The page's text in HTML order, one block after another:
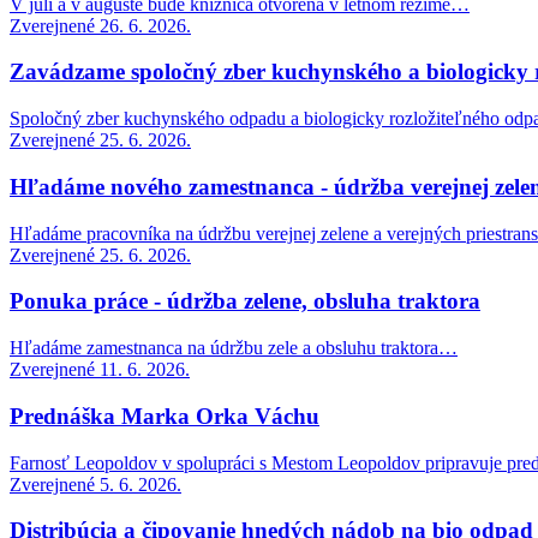
Zverejnené 26. 6. 2026.
Zavádzame spoločný zber kuchynského a
Spoločný zber kuchynského odpadu a biologicky rozložiteľného
Zverejnené 25. 6. 2026.
Hľadáme nového zamestnanca - údržba verejnej
Hľadáme pracovníka na údržbu verejnej zelene a verejných
Zverejnené 25. 6. 2026.
Ponuka práce - údržba zelene, obsluha traktora
Hľadáme zamestnanca na údržbu zele a obsluhu traktora…
Zverejnené 11. 6. 2026.
Prednáška Marka Orka Váchu
Farnosť Leopoldov v spolupráci s Mestom Leopoldov pripravuje
Zverejnené 5. 6. 2026.
Distribúcia a čipovanie hnedých nádob na bio odpad